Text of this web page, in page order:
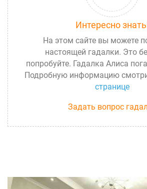
Интересно
На этом сайте вы можете
настоящей гадалки. Это
попробуйте. Гадалка Алиса
Подробную информацию
странице
Задать вопрос